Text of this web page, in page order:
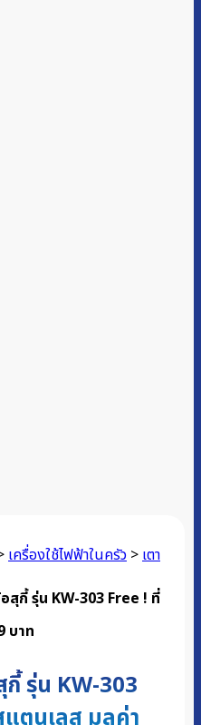
เครื่องใช้ไฟฟ้าในครัว >เตา
สุกี้ รุ่น KW-303 Free ! ที่
บาท
รุ่น KW-303